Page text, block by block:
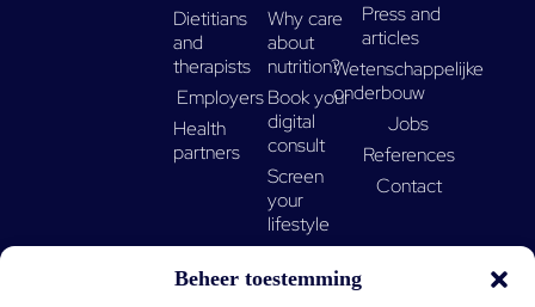
Beheer toestemming
Dietitians
and
therapists
Employers
Health
partners
Why care
about
nutrition?
Book your
digital
consult
Screen
your
lifestyle
partners
Press and
articles
Wetenschappelijke
onderbouw
Jobs
References
Contact